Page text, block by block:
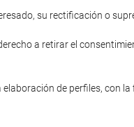
su rectificación o
a retirar el
de perfiles, con